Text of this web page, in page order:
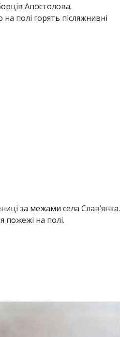
Апостолова.
полі горять післяжнивні
за межами села Слав’янка.
пожежі на полі.